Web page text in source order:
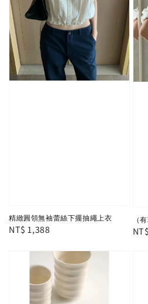
精緻圓領無袖蕾絲下擺抽繩上衣
Regular
NT$ 1,388
（